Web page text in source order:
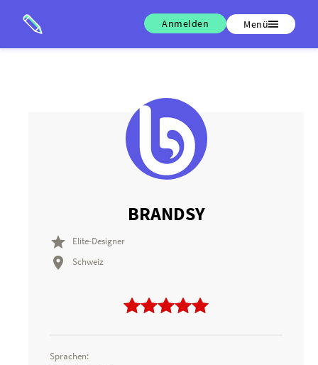
Anmelden Menü
BRANDSY
 Elite-Designer
 Schweiz
Sprachen: